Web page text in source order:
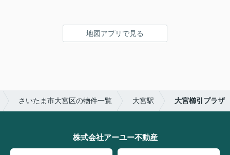
地図アプリで見る
さいたま市大宮区の物件一覧 大宮駅 大宮櫛引プラザ
株式会社アーユー不動産